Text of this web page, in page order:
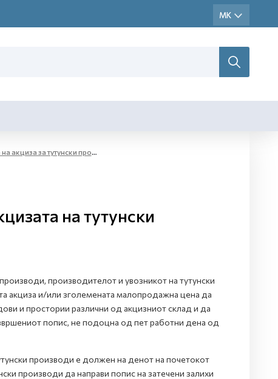
за тутунски производи
на тутунски
производителот и увозникот на тутунски
акциза и/или зголемената малопродажна цена да
и простории различни од акцизниот склад и да
попис, не подоцна од пет работни дена од
производи е должен на денот на почетокот
производи да направи попис на затечени залихи